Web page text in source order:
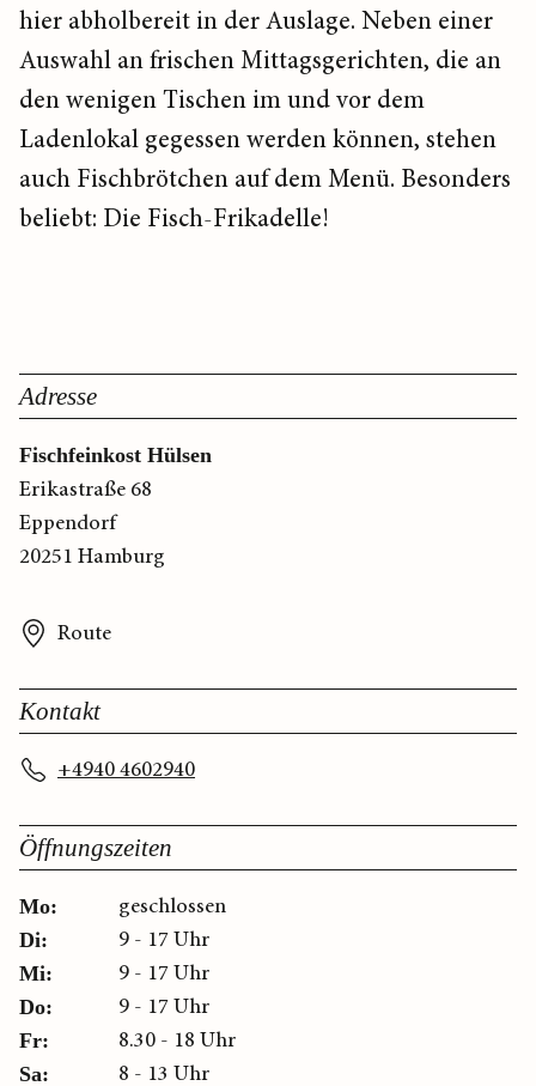
hier abholbereit in der Auslage. Neben einer
Auswahl an frischen Mittagsgerichten, die an
den wenigen Tischen im und vor dem
Ladenlokal gegessen werden können, stehen
auch Fischbrötchen auf dem Menü. Besonders
beliebt: Die Fisch-Frikadelle!
Adresse
Fischfeinkost Hülsen
Erikastraße 68
Eppendorf
20251 Hamburg
Route
Kontakt
+4940 4602940
Öffnungszeiten
Mo: geschlossen
Di: 9 - 17 Uhr
Mi: 9 - 17 Uhr
Do: 9 - 17 Uhr
Fr: 8.30 - 18 Uhr
Sa: 8 - 13 Uhr